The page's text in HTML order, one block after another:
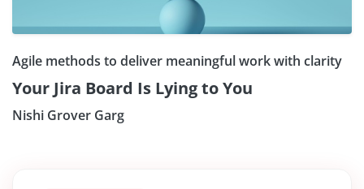
Agile methods to deliver meaningful work with clarity
Your Jira Board Is Lying to You
Nishi Grover Garg